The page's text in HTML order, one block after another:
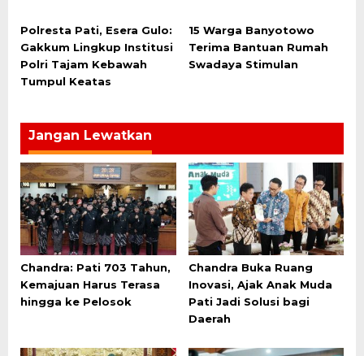
Polresta Pati, Esera Gulo:
Gakkum Lingkup Institusi
Polri Tajam Kebawah
Tumpul Keatas
15 Warga Banyotowo
Terima Bantuan Rumah
Swadaya Stimulan
Jangan Lewatkan
Chandra: Pati 703 Tahun,
Kemajuan Harus Terasa
hingga ke Pelosok
Chandra Buka Ruang
Inovasi, Ajak Anak Muda
Pati Jadi Solusi bagi
Daerah